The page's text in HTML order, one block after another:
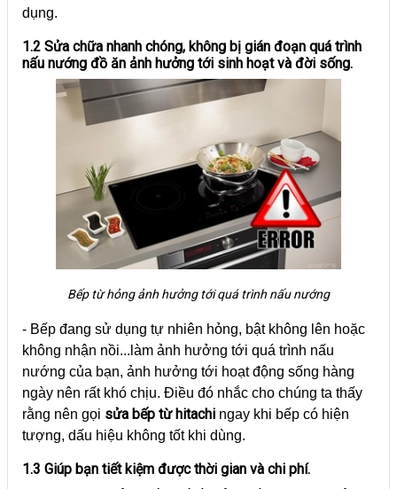
dụng.
1.2 Sửa chữa nhanh chóng, không bị gián đoạn quá trình
nấu nướng đồ ăn ảnh hưởng tới sinh hoạt và đời sống.
Bếp từ hỏng ảnh hưởng tới quá trình nấu nướng
- Bếp đang sử dụng tự nhiên hỏng, bật không lên hoặc
không nhận nồi...làm ảnh hưởng tới quá trình nấu
nướng của bạn, ảnh hưởng tới hoạt động sống hàng
ngày nên rất khó chịu. Điều đó nhắc cho chúng ta thấy
rằng nên gọi sửa bếp từ hitachi ngay khi bếp có hiện
tượng, dấu hiệu không tốt khi dùng.
1.3 Giúp bạn tiết kiệm được thời gian và chi phí.